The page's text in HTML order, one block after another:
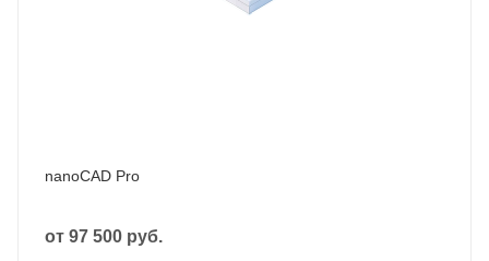
nanoCAD Pro
от 97 500 руб.